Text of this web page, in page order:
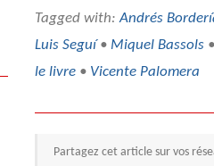
Tagged with:Andrés
Luis Seguí• Miquel Bassols
le livre • Vicente Palomera
Partagez cet article sur vos